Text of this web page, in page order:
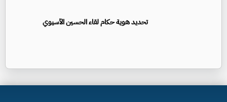
تحديد هوية حكام لقاء الحسين الآسيوي